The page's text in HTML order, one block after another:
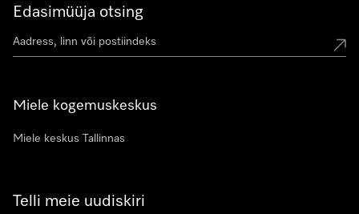
Edasimüüja otsing
Miele kogemuskeskus
Miele keskus Tallinnas
Telli meie uudiskiri